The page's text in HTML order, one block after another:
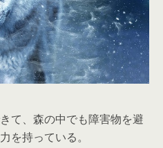
て、森の中でも障害物を避
を持っている。